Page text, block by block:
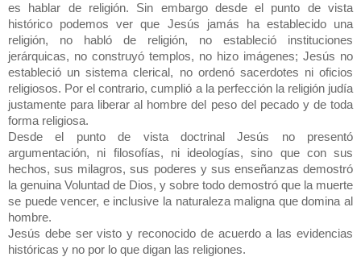
es hablar de religión. Sin embargo desde el punto de vista
histórico podemos ver que Jesús jamás ha establecido una
religión, no habló de religión, no estableció instituciones
jerárquicas, no construyó templos, no hizo imágenes; Jesús no
estableció un sistema clerical, no ordenó sacerdotes ni oficios
religiosos. Por el contrario, cumplió a la perfección la religión judía
justamente para liberar al hombre del peso del pecado y de toda
forma religiosa.
Desde el punto de vista doctrinal Jesús no presentó
argumentación, ni filosofías, ni ideologías, sino que con sus
hechos, sus milagros, sus poderes y sus enseñanzas demostró
la genuina Voluntad de Dios, y sobre todo demostró que la muerte
se puede vencer, e inclusive la naturaleza maligna que domina al
hombre.
Jesús debe ser visto y reconocido de acuerdo a las evidencias
históricas y no por lo que digan las religiones.